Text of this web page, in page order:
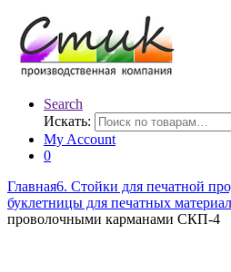
Search
Искать:
My Account
0
Главная6. Стойки для печатной
буклетницы для печатных
проволочными карманами СКП-4